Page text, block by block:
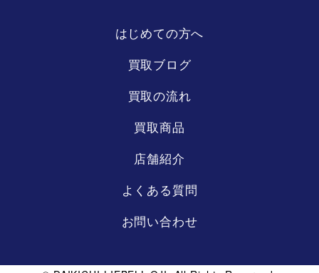
リーベル
王寺店
はじめての方へ
買取ブログ
買取の流れ
買取商品
店舗紹介
よくある質問
お問い合わせ